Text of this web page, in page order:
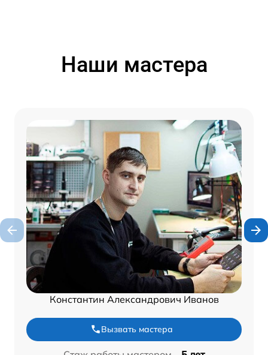
Наши мастера
Константин Александрович Иванов
Вызвать мастера